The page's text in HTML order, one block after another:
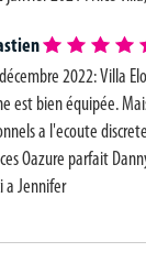
2022: Villa
est bien équipée.
a l'ecoute
Oazure parfait
a Jennifer